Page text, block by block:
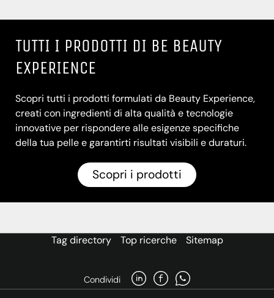
TUTTI I PRODOTTI DI BE BEAUTY
EXPERIENCE
Scopri tutti i prodotti formulati da Beauty Experience,
creati con ingredienti di alta qualità e tecnologie
innovative per rispondere alle esigenze specifiche
della tua pelle e garantirti risultati visibili e duraturi.
Scopri i prodotti
Tag directory Top ricerche Sitemap
Condividi